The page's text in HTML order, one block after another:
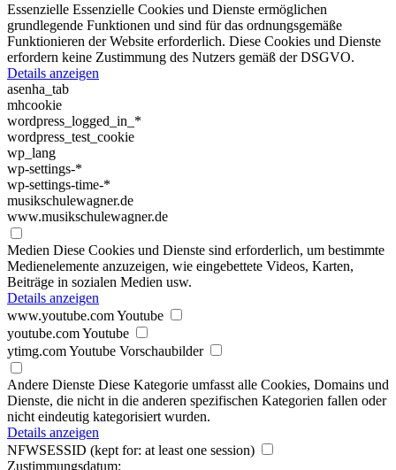
Essenzielle Essenzielle Cookies und Dienste ermöglichen
grundlegende Funktionen und sind für das ordnungsgemäße
Funktionieren der Website erforderlich. Diese Cookies und Dienste
erfordern keine Zustimmung des Nutzers gemäß der DSGVO.
Details anzeigen
asenha_tab
mhcookie
wordpress_logged_in_*
wordpress_test_cookie
wp_lang
wp-settings-*
wp-settings-time-*
musikschulewagner.de
www.musikschulewagner.de
Medien Diese Cookies und Dienste sind erforderlich, um bestimmte
Medienelemente anzuzeigen, wie eingebettete Videos, Karten,
Beiträge in sozialen Medien usw.
Details anzeigen
www.youtube.comYoutube
youtube.comYoutube
ytimg.comYoutube Vorschaubilder
Andere Dienste Diese Kategorie umfasst alle Cookies, Domains und
Dienste, die nicht in die anderen spezifischen Kategorien fallen oder
nicht eindeutig kategorisiert wurden.
Details anzeigen
NFWSESSID (kept for: at least one session)
Zustimmungsdatum: